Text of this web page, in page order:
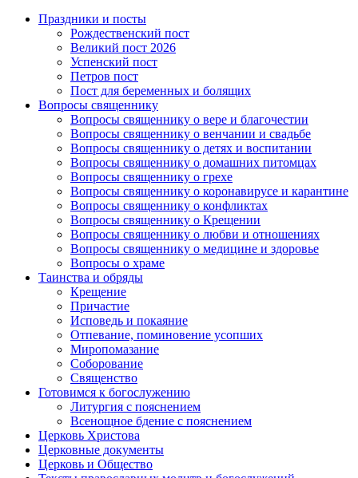
Праздники и посты
Рождественский пост
Великий пост 2026
Успенский пост
Петров пост
Пост для беременных и болящих
Вопросы священнику
Вопросы священнику о вере и благочестии
Вопросы священнику о венчании и свадьбе
Вопросы священнику о детях и воспитании
Вопросы священнику о домашних питомцах
Вопросы священнику о грехе
Вопросы священнику о коронавирусе и карантине
Вопросы священнику о конфликтах
Вопросы священнику о Крещении
Вопросы священнику о любви и отношениях
Вопросы священнику о медицине и здоровье
Вопросы о храме
Таинства и обряды
Крещение
Причастие
Исповедь и покаяние
Отпевание, поминовение усопших
Миропомазание
Соборование
Священство
Готовимся к богослужению
Литургия с пояснением
Всенощное бдение с пояснением
Церковь Христова
Церковные документы
Церковь и Общество